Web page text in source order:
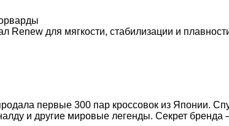
Renew для мягкости, стабилизации и
первые 300 пар кроссовок из Японии.
и другие мировые легенды. Секрет